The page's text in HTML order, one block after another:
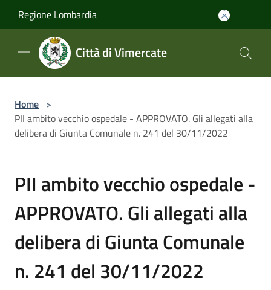
Regione Lombardia
Città di Vimercate
Home >
PII ambito vecchio ospedale - APPROVATO. Gli allegati alla
delibera di Giunta Comunale n. 241 del 30/11/2022
PII ambito vecchio ospedale -
APPROVATO. Gli allegati alla
delibera di Giunta Comunale
n. 241 del 30/11/2022